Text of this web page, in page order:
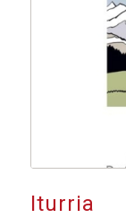
Iturria